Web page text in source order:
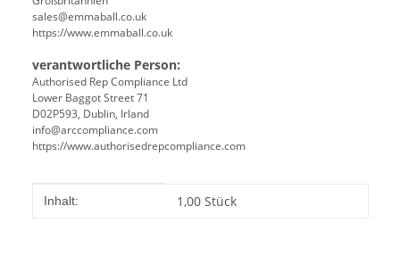
sales@emmaball.co.uk
https://www.emmaball.co.uk
verantwortliche Person:
Authorised Rep Compliance Ltd
Lower Baggot Street 71
D02P593, Dublin, Irland
info@arccompliance.com
https://www.authorisedrepcompliance.com
Produkteigenschaft
Wert
Inhalt: 1,00 Stück